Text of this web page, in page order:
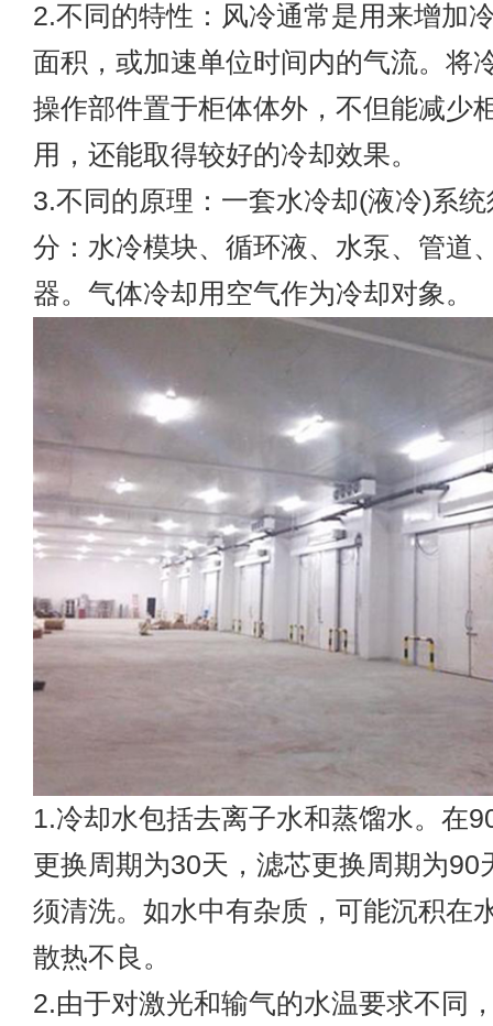
2.不同的特性：风冷通常是用来增加
面积，或加速单位时间内的气流。将
操作部件置于柜体体外，不但能减少
用，还能取得较好的冷却效果。
3.不同的原理：一套水冷却(液冷)系
分：水冷模块、循环液、水泵、管道
器。气体冷却用空气作为冷却对象。
1.冷却水包括去离子水和蒸馏水。在
更换周期为30天，滤芯更换周期为90
须清洗。如水中有杂质，可能沉积在
散热不良。
2.由于对激光和输气的水温要求不同